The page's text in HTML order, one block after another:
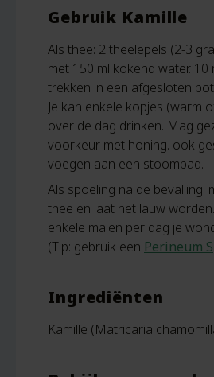
Gebruik Kamille
Als thee: 2 theelepels (2-3
met 150 ml kokend water. 10
trekken in een afgesloten
Je kan enkele kopjes (warm
over de dag drinken. Mag
voorkeur met honing. ook
voegen aan een stoombad.
Als spoeling na de bevalling:
thee en laat het lauw
enkele malen per dag je
(Tip: gebruik een Perineum
Ingrediënten
Kamille (Matricaria